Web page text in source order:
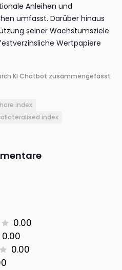
Anleihen und
umfasst. Darüber hinaus
seiner Wachstumsziele
Wertpapiere
KI Chatbot zusammengefasst
index
index
0.00
0.00
0.00